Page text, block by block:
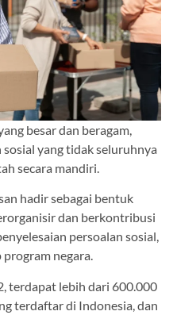
besar dan beragam,
yang tidak seluruhnya
secara mandiri.
hadir sebagai bentuk
dan berkontribusi
persoalan sosial,
negara.
terdapat lebih dari 600.000
terdaftar di Indonesia, dan